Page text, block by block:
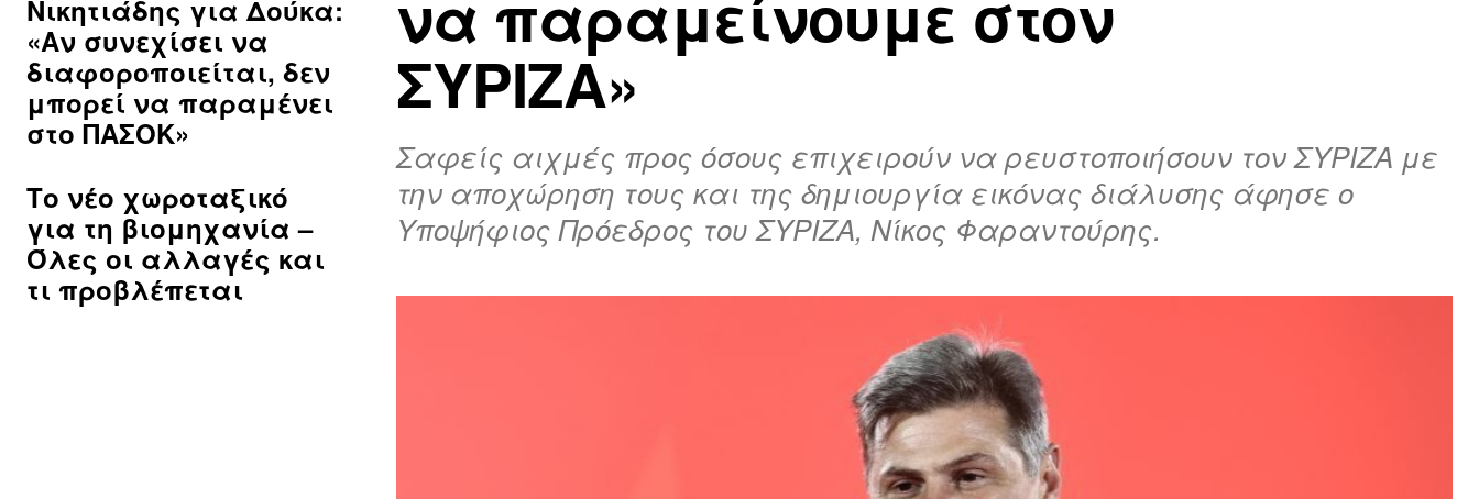
Νικητιάδης για Δούκα:
«Αν συνεχίσει να
διαφοροποιείται, δεν
μπορεί να παραμένει
στο ΠΑΣΟΚ»
Το νέο χωροταξικό
για τη βιομηχανία –
Όλες οι αλλαγές και
τι προβλέπεται
να παραμείνουμε στον
ΣΥΡΙΖΑ»
Σαφείς αιχμές προς όσους επιχειρούν να ρευστοποιήσουν τον ΣΥΡΙΖΑ με
την αποχώρηση τους και της δημιουργία εικόνας διάλυσης άφησε ο
Υποψήφιος Πρόεδρος του ΣΥΡΙΖΑ, Νίκος Φαραντούρης.